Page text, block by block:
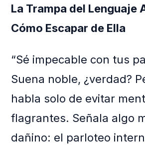
La Trampa del Lenguaje
Cómo Escapar de Ella
“Sé impecable con tus
Suena noble, ¿verdad?
habla solo de evitar
flagrantes. Señala algo
dañino: el parloteo